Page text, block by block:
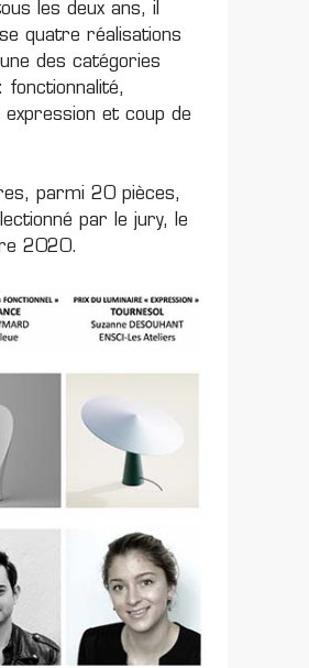
les deux ans, il
quatre réalisations
des catégories
fonctionnalité,
expression et coup de
parmi 20 pièces,
par le jury, le
2020.